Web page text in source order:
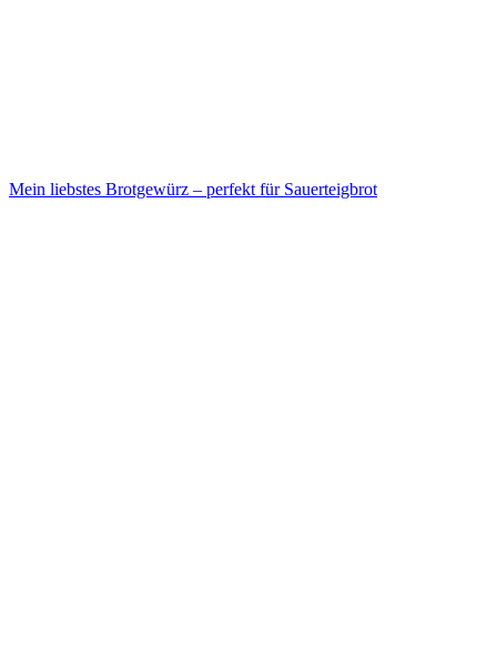
Mein liebstes Brotgewürz – perfekt für Sauerteigbrot